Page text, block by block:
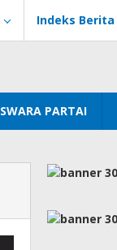
Indeks Berita
SWARA PARTAI